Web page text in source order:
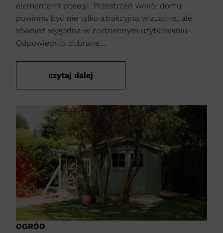
elementami posesji. Przestrzeń wokół domu
powinna być nie tylko atrakcyjna wizualnie, ale
również wygodna w codziennym użytkowaniu.
Odpowiednio dobrane...
czytaj dalej
OGRÓD